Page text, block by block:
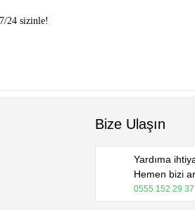
24 sizinle!
Bize Ulaşın
Yardıma
Hemen bizi
0555 152 29 37